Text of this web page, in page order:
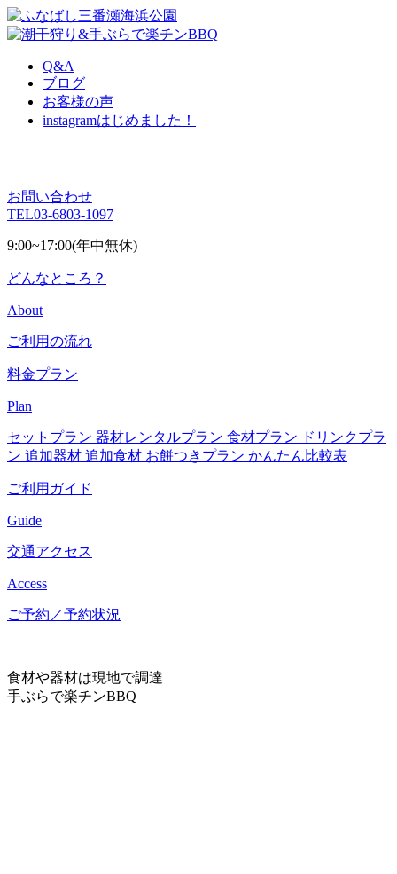
Q&A
ブログ
お客様の声
instagramはじめました！
お問い合わせ
TEL03-6803-1097
9:00~17:00(年中無休)
どんなところ？
About
ご利用の流れ
料金プラン
Plan
セットプラン 器材レンタルプラン 食材プラン ドリンクプラ
ン 追加器材 追加食材 お餅つきプラン かんたん比較表
ご利用ガイド
Guide
交通アクセス
Access
ご予約／予約状況
食材や器材は現地で調達
手ぶらで楽チンBBQ